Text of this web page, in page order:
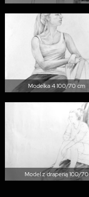
Modelka 4 100/70 cm
Model z draperią 100/70